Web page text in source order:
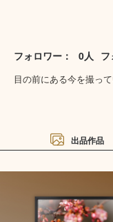
フォロワー： 0人 フ
目の前にある今を撮って
出品作品